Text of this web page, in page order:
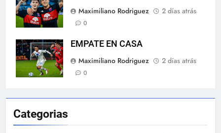
Maximiliano Rodriguez
2 días atrás
0
EMPATE EN CASA
Maximiliano Rodriguez
2 días atrás
0
Categorias